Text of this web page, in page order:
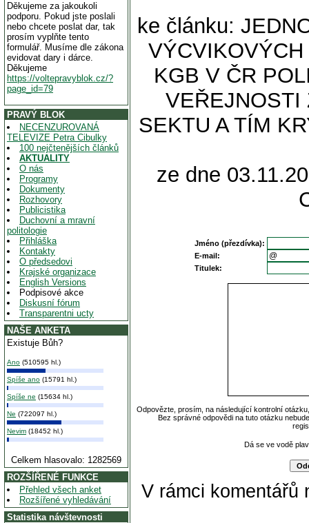
Děkujeme za jakoukoli
podporu. Pokud jste poslali
nebo chcete poslat dar, tak
prosím vyplňte tento
formulář. Musíme dle zákona
evidovat dary i dárce.
Děkujeme
https://voltepravyblok.cz/?
page_id=79
PRAVÝ BLOK
NECENZUROVANÁ
TELEVIZE Petra Cibulky
100 nejčtenějších článků
AKTUALITY
O nás
Programy
Dokumenty
Rozhovory
Publicistika
Duchovní a mravní
politologie
Přihláška
Kontakty
O předsedovi
Krajské organizace
English Versions
Podpisové akce
Diskusní fórum
Transparentni ucty
NAŠE ANKETA
Existuje Bůh?
Ano (510595 hl.)
Spíše ano (15791 hl.)
Spíše ne (15634 hl.)
Ne (722097 hl.)
Nevim (18452 hl.)
Celkem hlasovalo: 1282569
ROZŠÍŘENÉ FUNKCE
Přehled všech anket
Rozšířené vyhledávání
Statistika návštevnosti
ke článku:
KGB V ČR
VEŘEJNOSTI
SEKTU A TÍM
ze dne
Jméno (přezdívka):
E-mail:
Titulek:
Odpovězte, prosím, na následující kontrolní
Bez správné odpovědi na tuto otázku
Dá se ve vodě
V rámci komentářů